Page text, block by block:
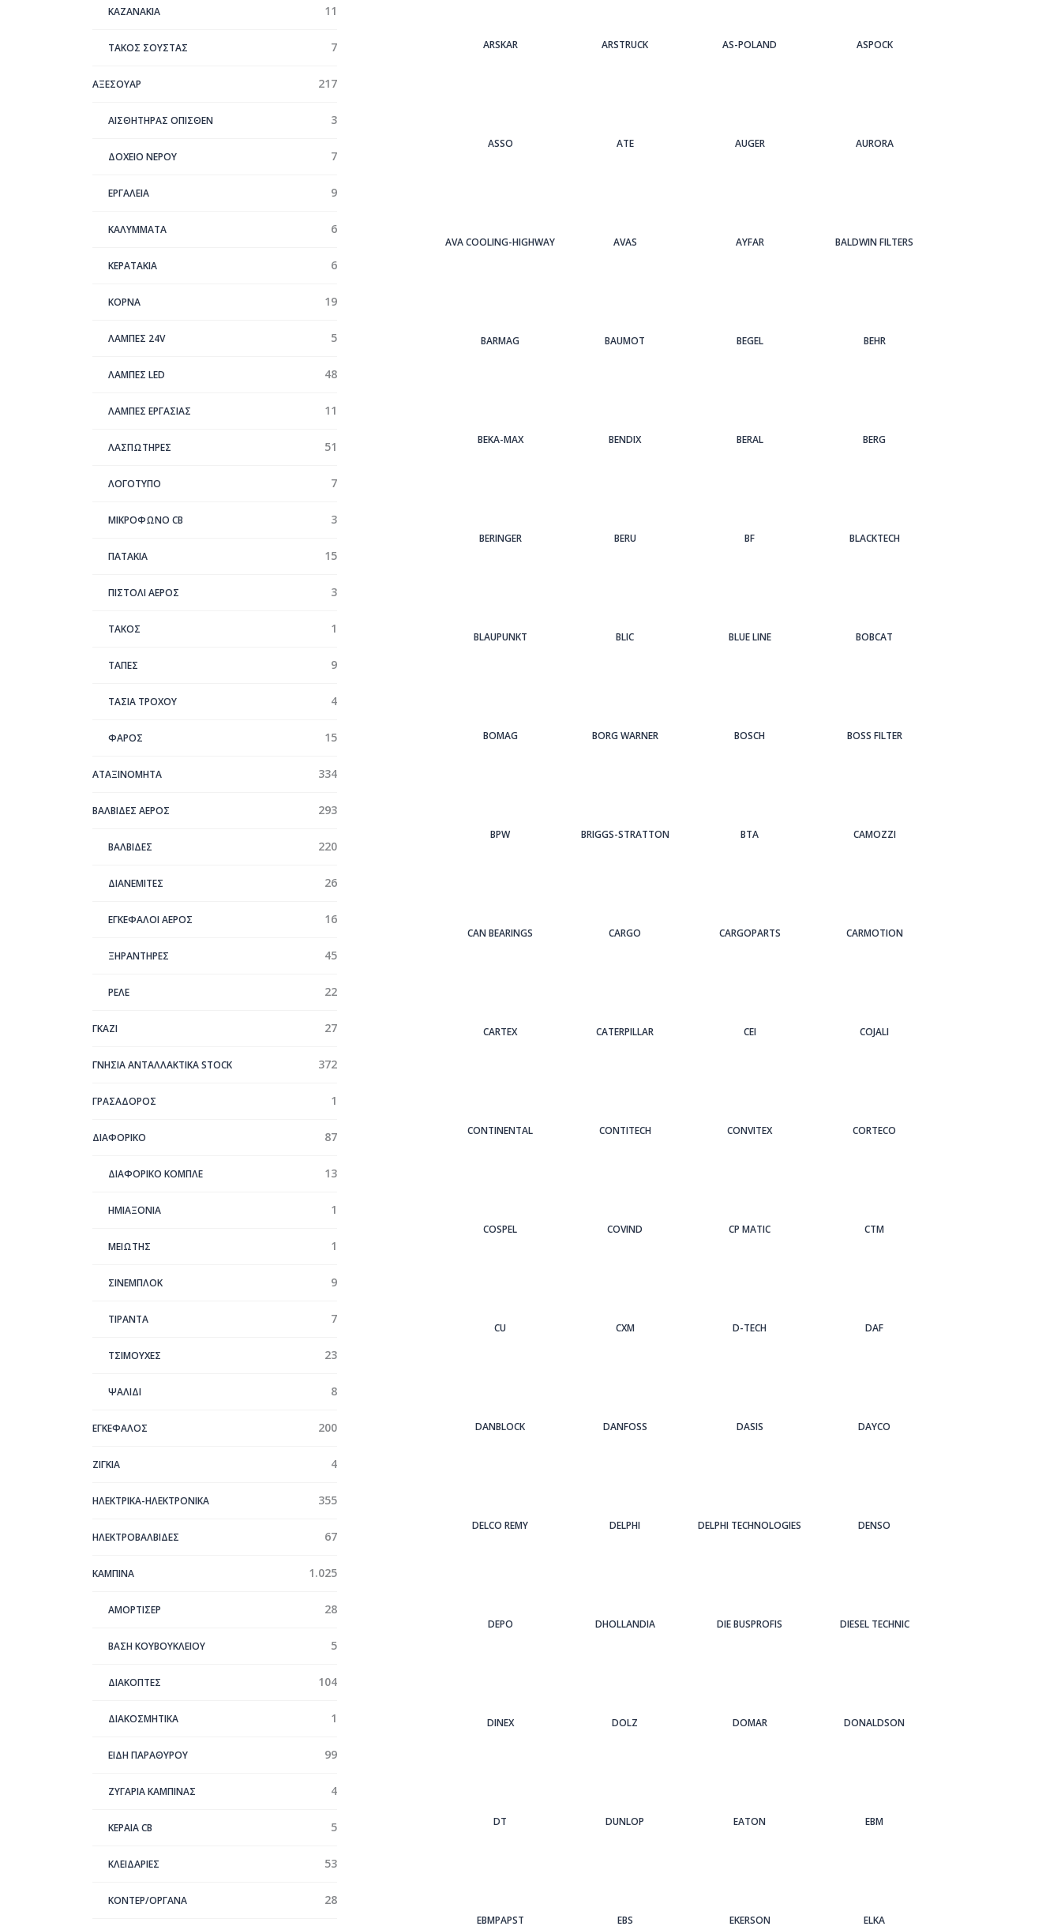
ΚΑΖΑΝΑΚΙΑ 11
ΤΑΚΟΣ ΣΟΥΣΤΑΣ 7
ΑΞΕΣΟΥΑΡ 217
ΑΙΣΘΗΤΗΡΑΣ ΟΠΙΣΘΕΝ 3
ΔΟΧΕΙΟ ΝΕΡΟΥ 7
ΕΡΓΑΛΕΙΑ 9
ΚΑΛΥΜΜΑΤΑ 6
ΚΕΡΑΤΑΚΙΑ 6
ΚΟΡΝΑ 19
ΛΑΜΠΕΣ 24V 5
ΛΑΜΠΕΣ LED 48
ΛΑΜΠΕΣ ΕΡΓΑΣΙΑΣ 11
ΛΑΣΠΩΤΗΡΕΣ 51
ΛΟΓΟΤΥΠΟ 7
ΜΙΚΡΟΦΩΝΟ CB 3
ΠΑΤΑΚΙΑ 15
ΠΙΣΤΟΛΙ ΑΕΡΟΣ 3
ΤΑΚΟΣ 1
ΤΑΠΕΣ 9
ΤΑΣΙΑ ΤΡΟΧΟΥ 4
ΦΑΡΟΣ 15
ΑΤΑΞΙΝΌΜΗΤΑ 334
ΒΑΛΒΙΔΕΣ ΑΕΡΟΣ 293
ΒΑΛΒΙΔΕΣ 220
ΔΙΑΝΕΜΙΤΕΣ 26
ΕΓΚΕΦΑΛΟΙ ΑΕΡΟΣ 16
ΞΗΡΑΝΤΗΡΕΣ 45
ΡΕΛΕ 22
ΓΚΑΖΙ 27
ΓΝΗΣΙΑ ΑΝΤΑΛΛΑΚΤΙΚΑ STOCK 372
ΓΡΑΣΑΔΟΡΟΣ 1
ΔΙΑΦΟΡΙΚΟ 87
ΔΙΑΦΟΡΙΚΟ ΚΟΜΠΛΕ 13
ΗΜΙΑΞΟΝΙΑ 1
ΜΕΙΩΤΗΣ 1
ΣΙΝΕΜΠΛΟΚ 9
ΤΙΡΑΝΤΑ 7
ΤΣΙΜΟΥΧΕΣ 23
ΨΑΛΙΔΙ 8
ΕΓΚΕΦΑΛΟΣ 200
ΖΙΓΚΙΑ 4
ΗΛΕΚΤΡΙΚΑ-ΗΛΕΚΤΡΟΝΙΚΑ 355
ΗΛΕΚΤΡΟΒΑΛΒΙΔΕΣ 67
ΚΑΜΠΙΝΑ 1.025
ΑΜΟΡΤΙΣΕΡ 28
ΒΑΣΗ ΚΟΥΒΟΥΚΛΕΙΟΥ 5
ΔΙΑΚΟΠΤΕΣ 104
ΔΙΑΚΟΣΜΗΤΙΚΑ 1
ΕΙΔΗ ΠΑΡΑΘΥΡΟΥ 99
ΖΥΓΑΡΙΑ ΚΑΜΠΙΝΑΣ 4
ΚΕΡΑΊΑ CB 5
ΚΛΕΙΔΑΡΙΕΣ 53
ΚΟΝΤΕΡ/ΟΡΓΑΝΑ 28
ARSKAR ARSTRUCK AS-POLAND ASPOCK
ASSO ATE AUGER AURORA
AVA COOLING-HIGHWAY AVAS AYFAR BALDWIN FILTERS
BARMAG BAUMOT BEGEL BEHR
BEKA-MAX BENDIX BERAL BERG
BERINGER BERU BF BLACKTECH
BLAUPUNKT BLIC BLUE LINE BOBCAT
BOMAG BORG WARNER BOSCH BOSS FILTER
BPW BRIGGS-STRATTON BTA CAMOZZI
CAN BEARINGS CARGO CARGOPARTS CARMOTION
CARTEX CATERPILLAR CEI COJALI
CONTINENTAL CONTITECH CONVITEX CORTECO
COSPEL COVIND CP MATIC CTM
CU CXM D-TECH DAF
DANBLOCK DANFOSS DASIS DAYCO
DELCO REMY DELPHI DELPHI TECHNOLOGIES DENSO
DEPO DHOLLANDIA DIE BUSPROFIS DIESEL TECHNIC
DINEX DOLZ DOMAR DONALDSON
DT DUNLOP EATON EBM
EBMPAPST EBS EKERSON ELKA